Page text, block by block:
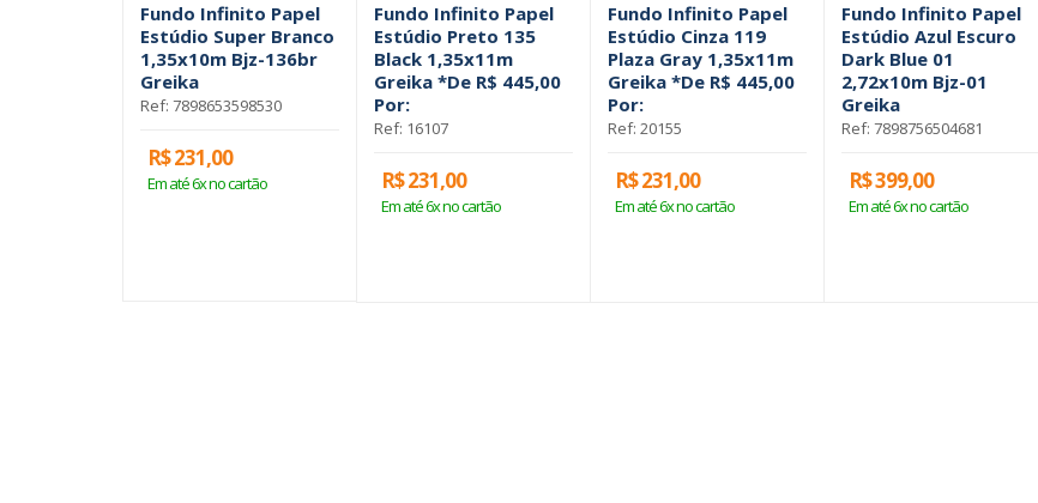
Fundo Infinito Papel
Estúdio Super Branco
1,35x10m Bjz-136br
Greika
Ref: 7898653598530
R$ 231,00
Em até 6x no cartão
Fundo Infinito Papel
Estúdio Preto 135
Black 1,35x11m
Greika *De R$ 445,00
Por:
Ref: 16107
R$ 231,00
Em até 6x no cartão
Fundo Infinito Papel
Estúdio Cinza 119
Plaza Gray 1,35x11m
Greika *De R$ 445,00
Por:
Ref: 20155
R$ 231,00
Em até 6x no cartão
Fundo Infinito Papel
Estúdio Azul Escuro
Dark Blue 01
2,72x10m Bjz-01
Greika
Ref: 7898756504681
R$ 399,00
Em até 6x no cartão